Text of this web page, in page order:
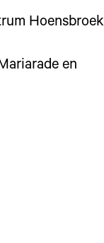
Hoensbroek
en